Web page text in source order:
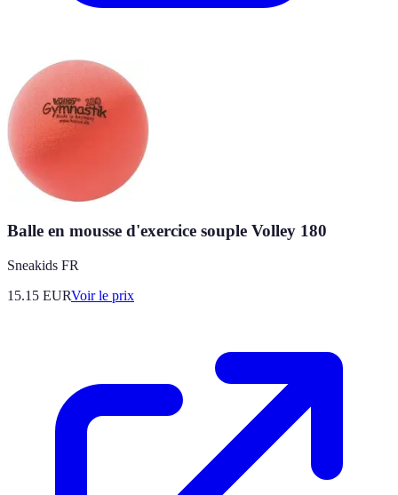
Balle en mousse d'exercice souple Volley 180
Sneakids FR
15.15 EURVoir le prix